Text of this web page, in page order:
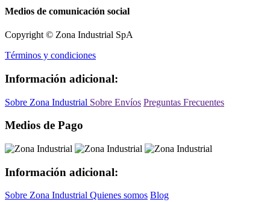
Medios de comunicación social
Copyright © Zona Industrial SpA
Términos y condiciones
Información adicional:
Sobre Zona Industrial Sobre Envíos Preguntas Frecuentes
Medios de Pago
Información adicional:
Sobre Zona Industrial Quienes somos Blog